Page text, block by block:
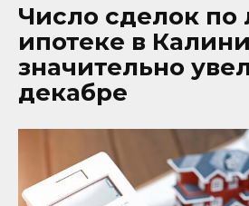
Число сделок по
ипотеке в
значительно
декабре